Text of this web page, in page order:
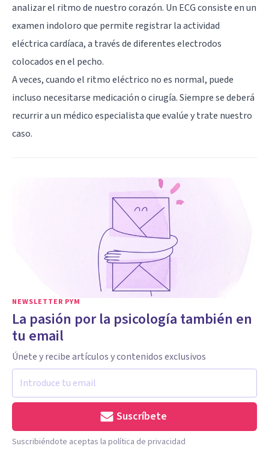
analizar el ritmo de nuestro corazón. Un ECG consiste en un
examen indoloro que permite registrar la actividad
eléctrica cardíaca, a través de diferentes electrodos
colocados en el pecho.
A veces, cuando el ritmo eléctrico no es normal, puede
incluso necesitarse medicación o cirugía. Siempre se deberá
recurrir a un médico especialista que evalúe y trate nuestro
caso.
NEWSLETTER PYM
La pasión por la psicología también en
tu email
Únete y recibe artículos y contenidos exclusivos
Suscríbete
Suscribiéndote aceptas la política de privacidad